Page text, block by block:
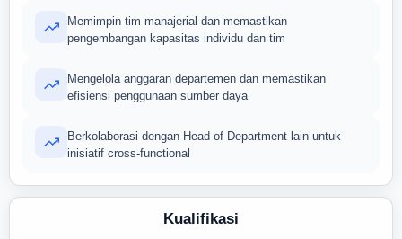
Memimpin tim manajerial dan memastikan
pengembangan kapasitas individu dan tim
Mengelola anggaran departemen dan memastikan
efisiensi penggunaan sumber daya
Berkolaborasi dengan Head of Department lain untuk
inisiatif cross-functional
Kualifikasi